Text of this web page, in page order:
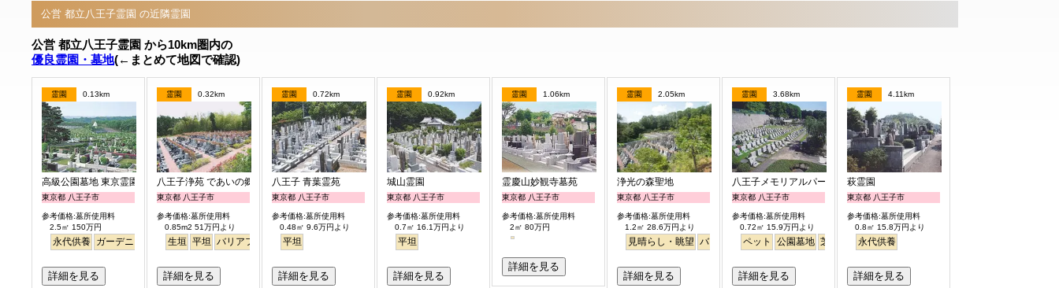
公営 都立八王子霊園 の近隣霊園
公営 都立八王子霊園 から10km圏内の
優良霊園・墓地(←まとめて地図で確認)
霊園 0.13km
高級公園墓地 東京霊園
東京都 八王子市
参考価格:墓所使用料
2.5㎡ 150万円
永代供養 ガーデニング 公園墓地 デザイン 高級
詳細を見る
霊園 0.32km
八王子浄苑 であいの郷
東京都 八王子市
参考価格:墓所使用料
0.85m2 51万円より
生垣 平坦 バリアフリー
詳細を見る
霊園 0.72km
八王子 青葉霊苑
東京都 八王子市
参考価格:墓所使用料
0.48㎡ 9.6万円より
平坦
詳細を見る
霊園 0.92km
城山霊園
東京都 八王子市
参考価格:墓所使用料
0.7㎡ 16.1万円より
平坦
詳細を見る
霊園 1.06km
霊慶山妙観寺墓苑
東京都 八王子市
参考価格:墓所使用料
2㎡ 80万円
詳細を見る
霊園 2.05km
浄光の森聖地
東京都 八王子市
参考価格:墓所使用料
1.2㎡ 28.6万円より
見晴らし・眺望 バリアフリー
詳細を見る
霊園 3.68km
八王子メモリアルパーク
東京都 八王子市
参考価格:墓所使用料
0.72㎡ 15.9万円より
ペット 公園墓地 芝生
詳細を見る
霊園 4.11km
萩霊園
東京都 八王子市
参考価格:墓所使用料
0.8㎡ 15.8万円より
永代供養
詳細を見る